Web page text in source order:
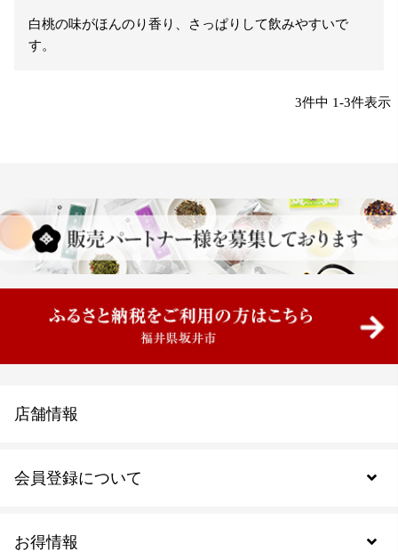
白桃の味がほんのり香り、さっぱりして飲みやすいで
す。
3件中 1-3件表示
お得情報
会員登録について
店舗情報